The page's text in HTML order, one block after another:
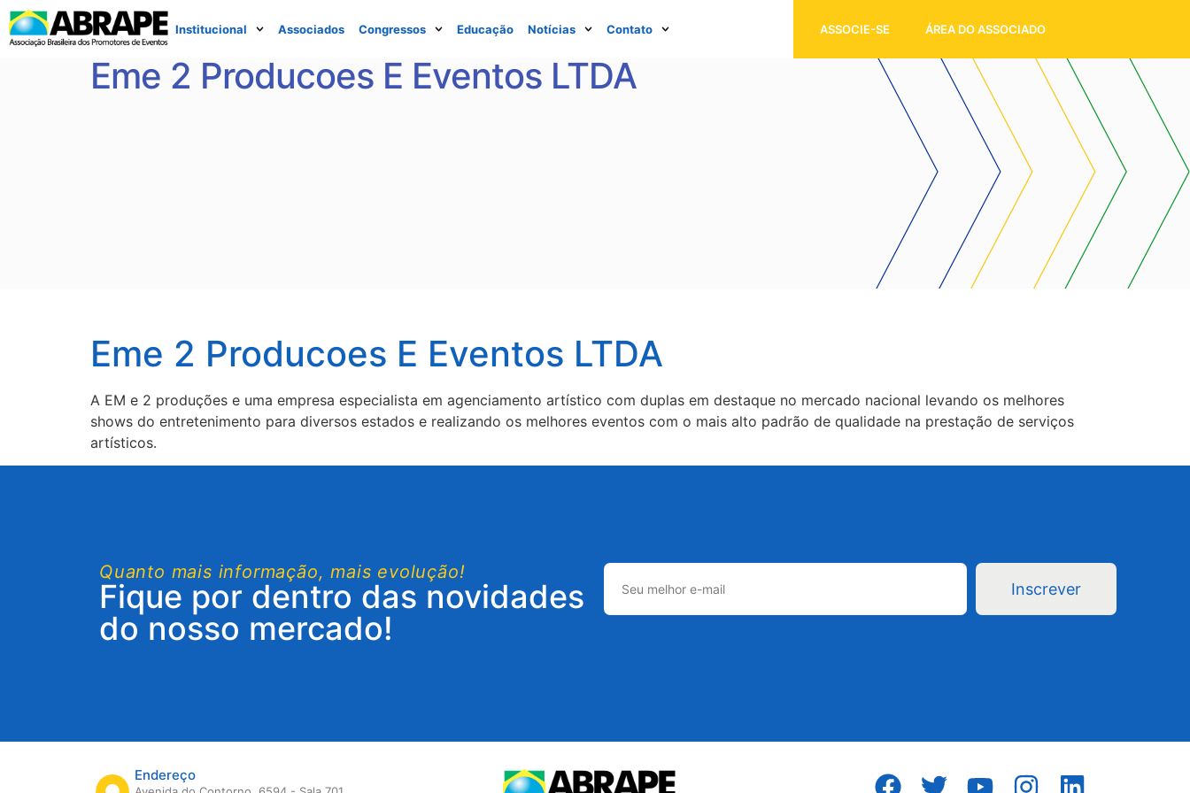
Institucional Associados Congressos Educação Notícias Contato ASSOCIE-SE ÁREA DO ASSOCIADO
Eme 2 Producoes E Eventos LTDA
Eme 2 Producoes E Eventos LTDA
A EM e 2 produções e uma empresa especialista em agenciamento artístico com duplas em destaque no mercado nacional levando os melhores
shows do entretenimento para diversos estados e realizando os melhores eventos com o mais alto padrão de qualidade na prestação de serviços
artísticos.
Quanto mais informação, mais evolução!
Fique por dentro das novidades
do nosso mercado!
Inscrever
Endereço